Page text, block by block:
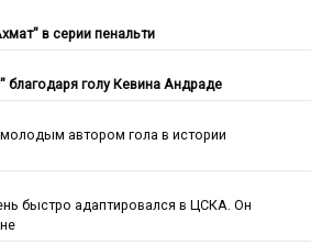
в серии пенальти
благодаря голу Кевина Андраде
автором гола в истории
быстро адаптировался в ЦСКА. Он